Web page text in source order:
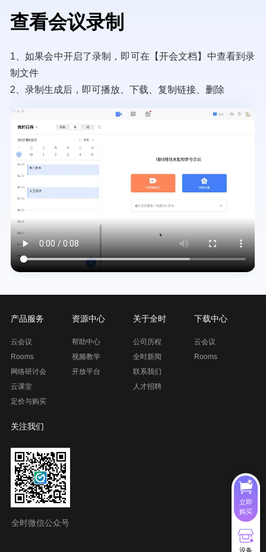
查看会议录制
1、如果会中开启了录制，即可在【开会文档】中查看到录
制文件
2、录制生成后，即可播放、下载、复制链接、删除
Video
file
产品服务
云会议
Rooms
网络研讨会
云课堂
定价与购买
资源中心
帮助中心
视频教学
开放平台
关于全时
公司历程
全时新闻
联系我们
人才招聘
下载中心
云会议
Rooms
关注我们
全时微信公众号
立即
购买
设备